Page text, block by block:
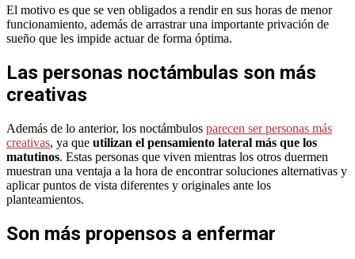
El motivo es que se ven obligados a rendir en sus horas de menor
funcionamiento, además de arrastrar una importante privación de
sueño que les impide actuar de forma óptima.
Las personas noctámbulas son más
creativas
Además de lo anterior, los noctámbulos parecen ser personas más
creativas, ya que utilizan el pensamiento lateral más que los
matutinos. Estas personas que viven mientras los otros duermen
muestran una ventaja a la hora de encontrar soluciones alternativas y
aplicar puntos de vista diferentes y originales ante los
planteamientos.
Son más propensos a enfermar